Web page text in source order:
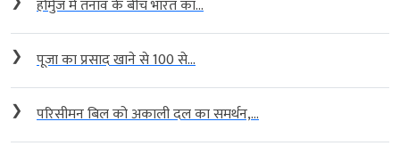
होर्मुज में तनाव के बीच भारत का...
❯ पूजा का प्रसाद खाने से 100 से...
❯ परिसीमन बिल को अकाली दल का समर्थन,...